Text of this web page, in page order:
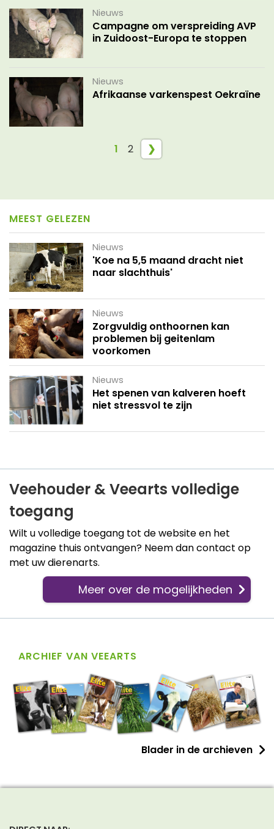
Nieuws
Campagne om verspreiding AVP
in Zuidoost-Europa te stoppen
Nieuws
Afrikaanse varkenspest Oekraïne
1 2 ❯
MEEST GELEZEN
Nieuws
'Koe na 5,5 maand dracht niet
naar slachthuis'
Nieuws
Zorgvuldig onthoornen kan
problemen bij geitenlam
voorkomen
Nieuws
Het spenen van kalveren hoeft
niet stressvol te zijn
Veehouder & Veearts volledige
toegang
Wilt u volledige toegang tot de website en het
magazine thuis ontvangen? Neem dan contact op
met uw dierenarts.
Meer over de mogelijkheden
ARCHIEF VAN VEEARTS
Blader in de archieven